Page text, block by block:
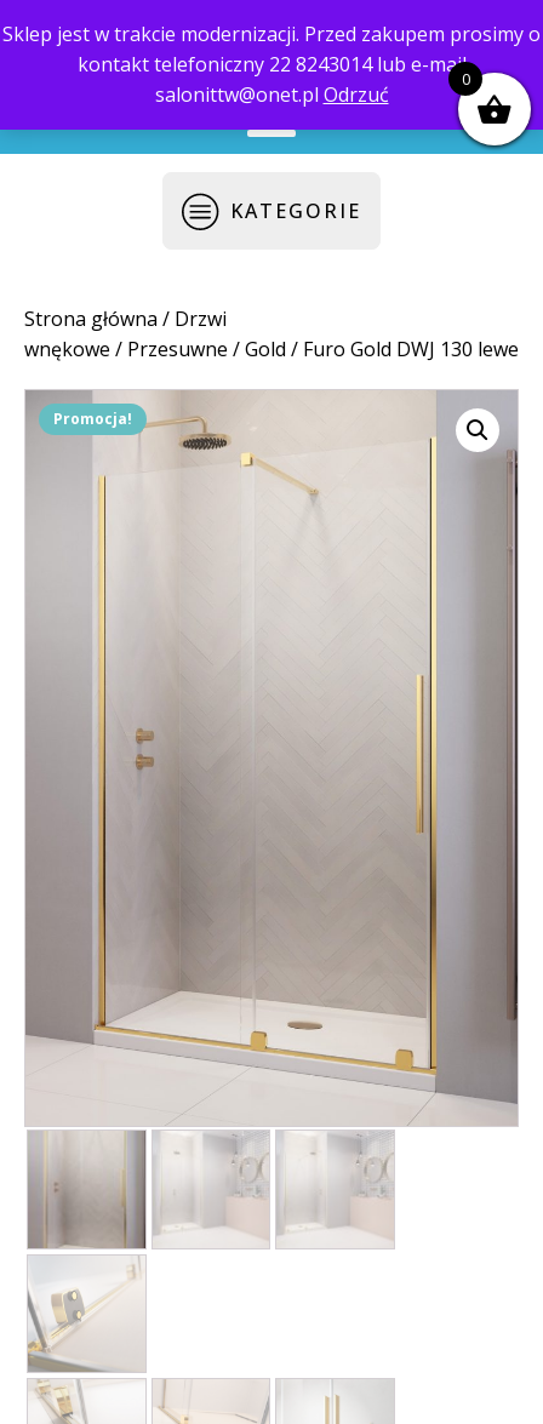
Sklep jest w trakcie modernizacji. Przed zakupem prosimy o
kontakt telefoniczny 22 8243014 lub e-mail
salonittw@onet.pl Odrzuć
biuro@saloni.pl 22 559-10-50
KATEGORIE
Strona główna / Drzwi
wnękowe / Przesuwne /Gold / Furo Gold DWJ 130 lewe
Promocja!
0